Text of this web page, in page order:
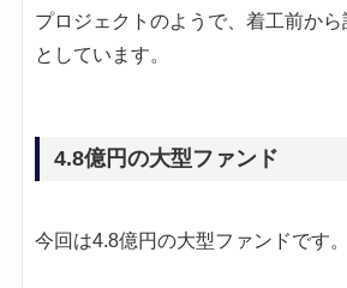
プロジェクトのようで、着工前か
としています。
4.8億円の大型ファンド
今回は4.8億円の大型ファンドです。